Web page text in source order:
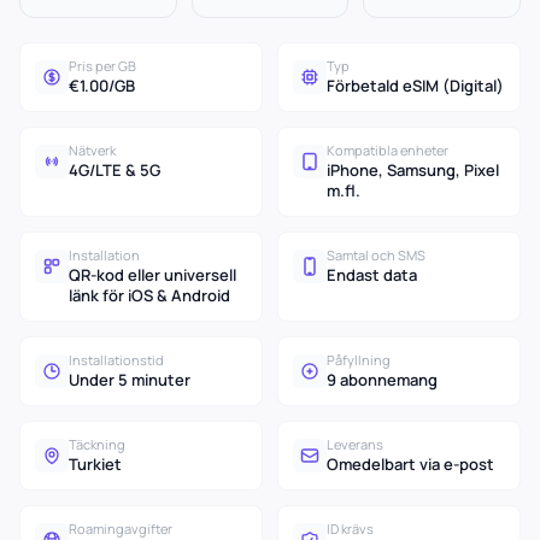
Pris per GB
€1.00/GB
Typ
Förbetald eSIM (Digital)
Nätverk
4G/LTE & 5G
Kompatibla enheter
iPhone, Samsung, Pixel
m.fl.
Installation
QR-kod eller universell
länk för iOS & Android
Samtal och SMS
Endast data
Installationstid
Under 5 minuter
Påfyllning
9 abonnemang
Täckning
Turkiet
Leverans
Omedelbart via e-post
Roamingavgifter ID krävs